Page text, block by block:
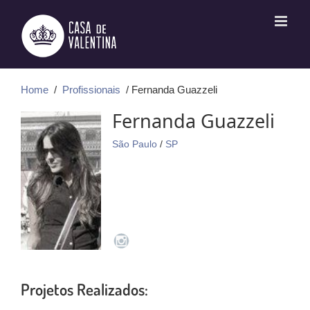
conteúdo
Home / Profissionais / Fernanda Guazzeli
Fernanda Guazzeli
São Paulo / SP
Projetos Realizados: